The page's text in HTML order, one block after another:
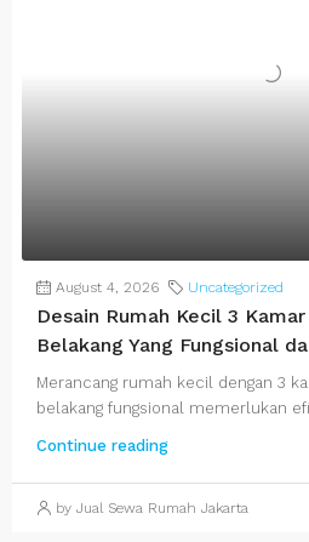
August 4, 2026 Uncategorized
Desain Rumah Kecil 3
Belakang Yang Fungsional
Merancang rumah kecil dengan 3
belakang fungsional memerlukan
Continue reading
by Jual Sewa Rumah Jakarta